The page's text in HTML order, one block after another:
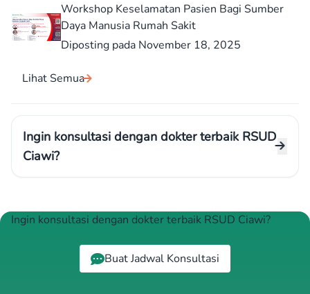
Workshop Keselamatan Pasien Bagi Sumber
Daya Manusia Rumah Sakit
Diposting pada November 18, 2025
Lihat Semua
Ingin konsultasi dengan dokter terbaik RSUD
Ciawi?
Ingin konsultasi dengan dokter terbaik RSUD Ciawi?
Buat Jadwal Konsultasi